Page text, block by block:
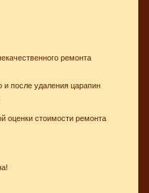
ремонта
после удаления царапин
оценки стоимости ремонта